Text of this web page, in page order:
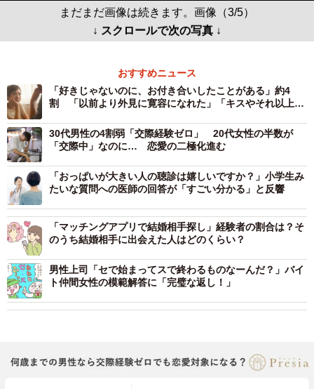
まだまだ画像は続きます。画像（3/5）
↓ スクロールで次の写真 ↓
おすすめニュース
「好きじゃないのに、お付き合いしたことがある」約4
割 「以前より外見に寛容になれた」「キスやそれ以上と
30代男性の4割弱「交際経験ゼロ」 20代女性の半数が
「交際中」なのに… 恋愛の二極化進む
「おっぱいが大きい人の聴診は嬉しいですか？」小学生み
たいな質問への医師の回答が「すごい分かる」と反響
「マッチングアプリで結婚相手探し」経験者の割合は？そ
のうち結婚相手に出会えた人はどのくらい？
男性上司「セで始まってスで終わるものなーんだ？」バイ
ト仲間女性の模範解答に「完璧な返し！」